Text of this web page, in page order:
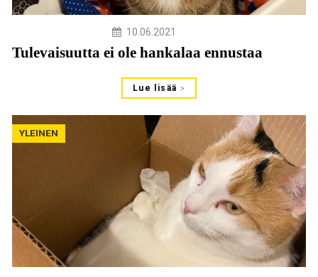
10.06.2021
Tulevaisuutta ei ole hankalaa ennustaa
Lue lisää
YLEINEN